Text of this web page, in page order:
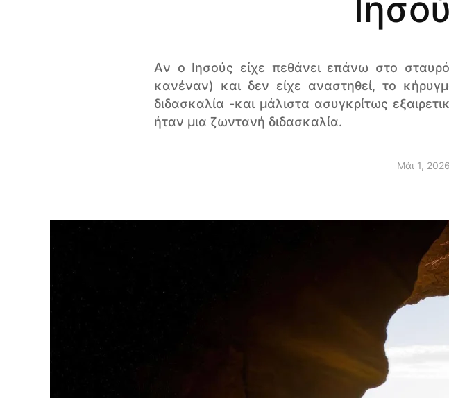
Aν ο Ιησούς είχε πεθάνει επάνω στο
κανέναν) και δεν είχε αναστηθεί, το
διδασκαλία -και μάλιστα ασυγκρίτως
ήταν μια ζωντανή διδασκαλία.
Μάι 1, 2026